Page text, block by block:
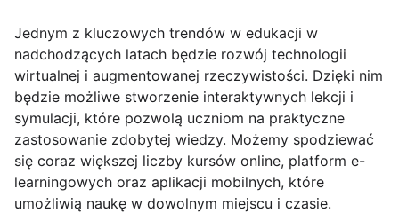
Jednym z kluczowych trendów w edukacji w
nadchodzących latach będzie rozwój technologii
wirtualnej i augmentowanej rzeczywistości. Dzięki nim
będzie możliwe stworzenie interaktywnych lekcji i
symulacji, które pozwolą uczniom na praktyczne
zastosowanie zdobytej wiedzy. Możemy spodziewać
się coraz większej liczby kursów online, platform e-
learningowych oraz aplikacji mobilnych, które
umożliwią naukę w dowolnym miejscu i czasie.